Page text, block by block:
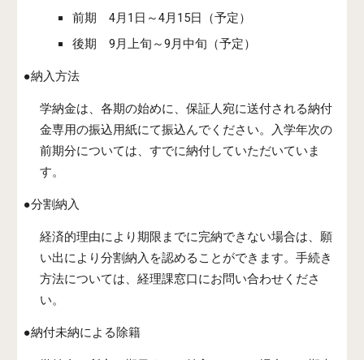
前期　4月1日～4月15日（予定）
後期　9月上旬～9月中旬（予定）
●納入方法
学納金は、各期の始めに、保証人宛に送付される納付
金専用の振込用紙にて振込んでください。入学年次の
前期分については、すでに納付していただいていま
す。
●分割納入
経済的理由により期限までに完納できない場合は、願
い出により分割納入を認めることができます。手続き
方法については、経理課窓口にお問い合わせくださ
い。
●納付未納による除籍